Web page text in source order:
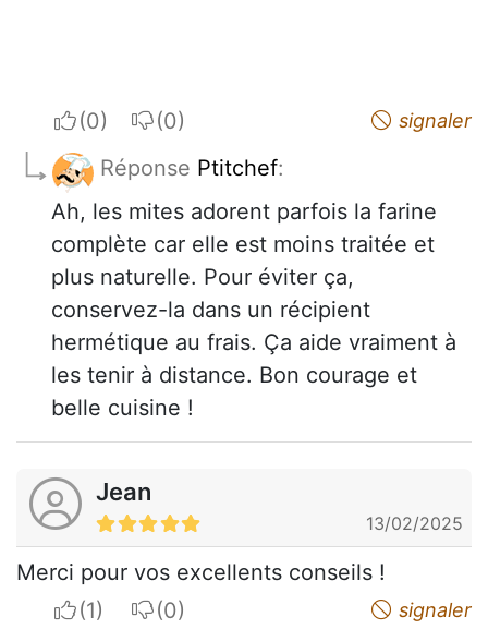
I apreciateI do not appreciate signaler
Réponse Ptitchef:
Ah, les mites adorent parfois la farine
complète car elle est moins traitée et
plus naturelle. Pour éviter ça,
conservez-la dans un récipient
hermétique au frais. Ça aide vraiment à
les tenir à distance. Bon courage et
belle cuisine !
Jean
13/02/2025
Merci pour vos excellents conseils !
I apreciateI do not appreciate signaler